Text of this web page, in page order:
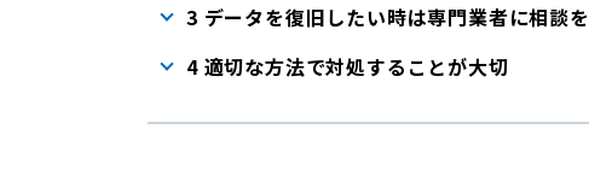
3 データを復旧したい時は専門業者に相談を
4 適切な方法で対処することが大切